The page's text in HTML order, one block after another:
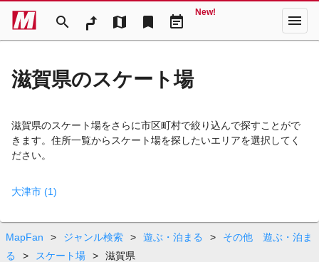
search map bookmark event_note
New! menu
滋賀県のスケート場
滋賀県のスケート場をさらに市区町村で絞り込んで探すことがで
きます。住所一覧からスケート場を探したいエリアを選択してく
ださい。
大津市 (1)
MapFan > ジャンル検索 > 遊ぶ・泊まる >
その他 遊ぶ・泊ま
る
> スケート場 > 滋賀県